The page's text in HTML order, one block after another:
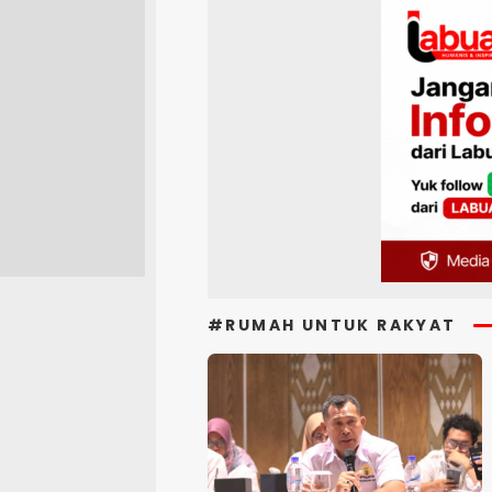
#RUMAH UNTUK RAKYAT